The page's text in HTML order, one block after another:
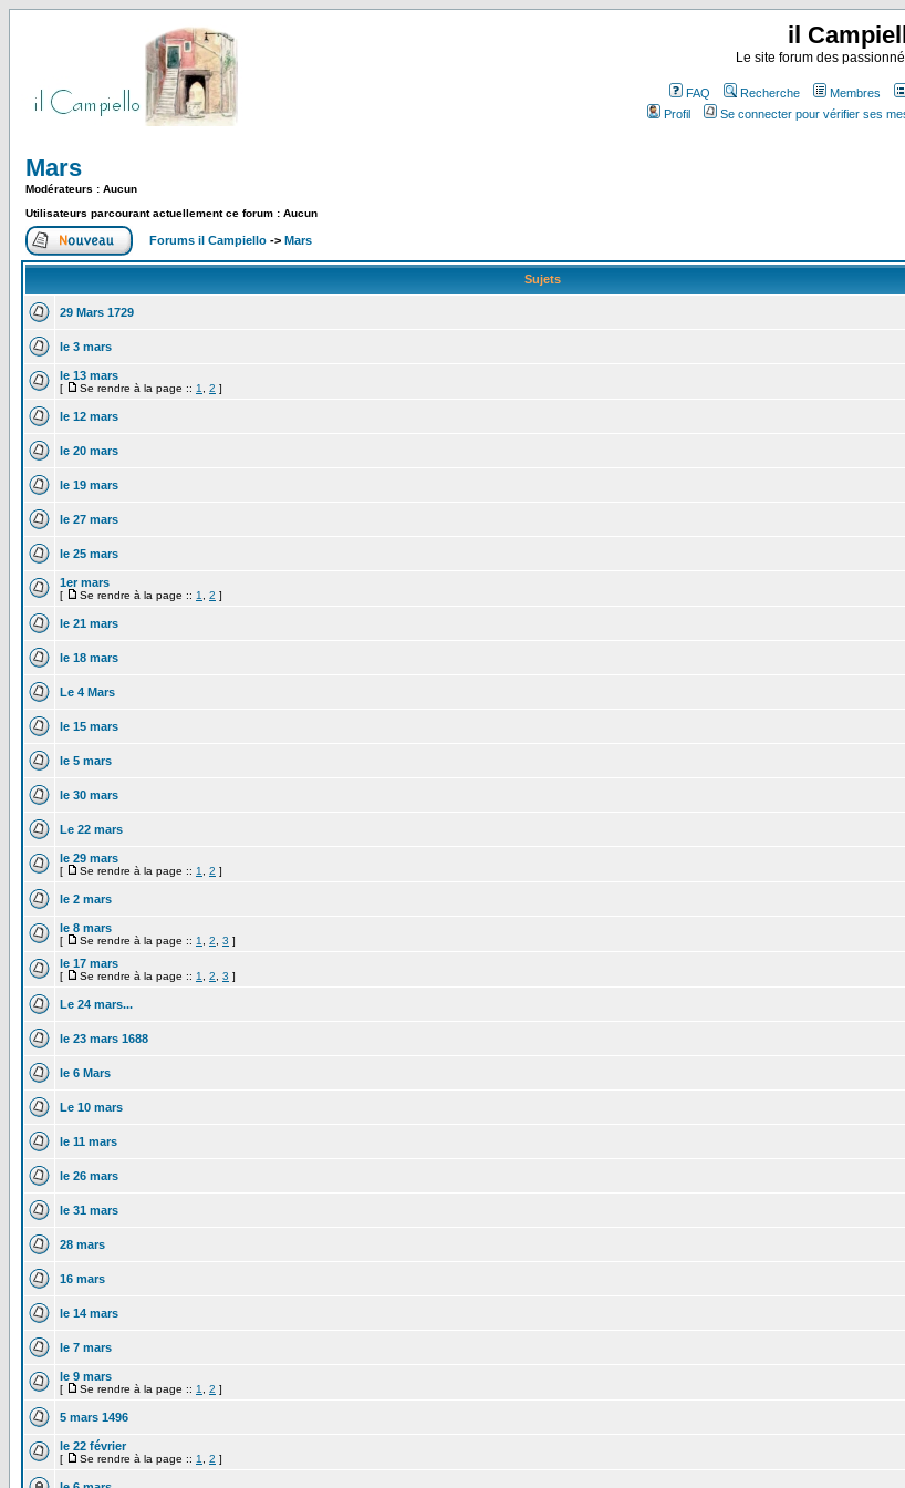
il
Le site forum des
FAQ Recherche Membres
Profil
Se connecter pour vérifier ses
Mars
Modérateurs : Aucun
Utilisateurs parcourant actuellement ce forum : Aucun
Forums il Campiello -> Mars
Sujets
29 Mars 1729
le 3 mars
le 13 mars
[ Se rendre à la page :: 1 2 ]
le 12 mars
le 20 mars
le 19 mars
le 27 mars
le 25 mars
1er mars
[ Se rendre à la page :: 1 2 ]
le 21 mars
le 18 mars
Le 4 Mars
le 15 mars
le 5 mars
le 30 mars
Le 22 mars
le 29 mars
[ Se rendre à la page :: 1 2 ]
le 2 mars
le 8 mars
[ Se rendre à la page :: 1 2 3 ]
le 17 mars
[ Se rendre à la page :: 1 2 3 ]
Le 24 mars...
le 23 mars 1688
le 6 Mars
Le 10 mars
le 11 mars
le 26 mars
le 31 mars
28 mars
16 mars
le 14 mars
le 7 mars
le 9 mars
[ Se rendre à la page :: 1 2 ]
5 mars 1496
le 22 février
[ Se rendre à la page :: 1 2 ]